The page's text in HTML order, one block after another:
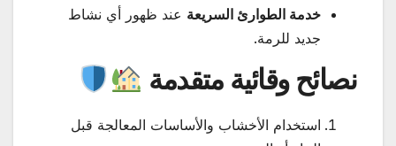
خدمة الطوارئ السريعة عند ظهور أي نشاط
جديد للرمة.
نصائح وقائية متقدمة
استخدام الأخشاب والأساسات المعالجة قبل